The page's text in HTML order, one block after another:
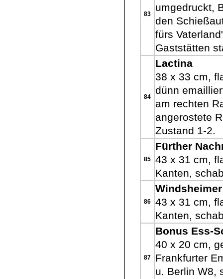
83
umgedruckt,
den
fürs
Gaststätten
84
Lactina
38 x 33 cm,
dünn
am rechten
angerostete
Zustand 1-2.
85
Fürther
43 x 31 cm,
Kanten,
86
43 x 31 cm,
Kanten,
87
Bonus Ess-
40 x 20 cm,
Frankfurter
u. Berlin W8,